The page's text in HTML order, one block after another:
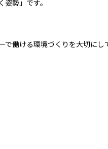
勢」です。
働ける環境づくりを大切にし